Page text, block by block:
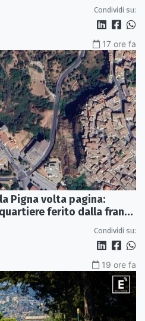
Condividi su:
17 ore fa
Pigna volta pagina:
ferito dalla frana
Condividi su:
19 ore fa